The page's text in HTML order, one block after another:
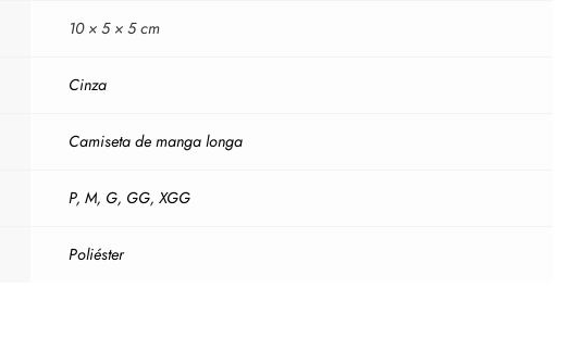
10 × 5 × 5 cm
Cinza
Camiseta de manga longa
P,M, G, GG,XGG
Poliéster